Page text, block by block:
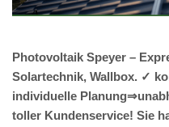
Photovoltaik Speyer –
Solartechnik, Wallbox. ✓
individuelle
toller Kundenservice! Sie